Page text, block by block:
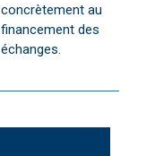
concrètement au
financement des
échanges.